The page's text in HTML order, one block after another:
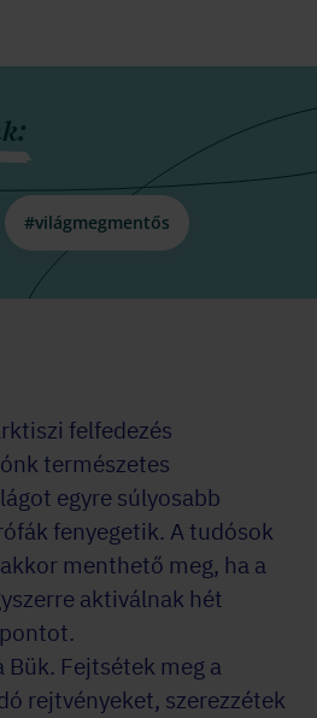
#világmegmentős
felfedezés
természetes
egyre súlyosabb
fenyegetik. A tudósok
menthető meg, ha a
aktiválnak hét
Fejtsétek meg a
rejtvényeket, szerezzétek